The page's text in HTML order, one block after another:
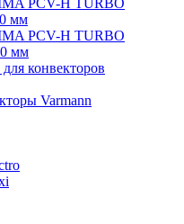
PCV-H TURBO
мм
PCV-H TURBO
мм
конвекторов
Varmann